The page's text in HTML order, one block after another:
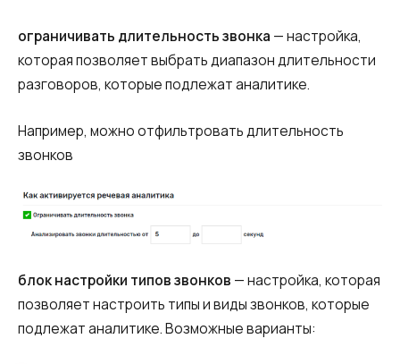
ограничивать длительность звонка — настройка,
которая позволяет выбрать диапазон длительности
разговоров, которые подлежат аналитике.
Например, можно отфильтровать длительность
звонков
блок настройки типов звонков — настройка, которая
позволяет настроить типы и виды звонков, которые
подлежат аналитике. Возможные варианты: